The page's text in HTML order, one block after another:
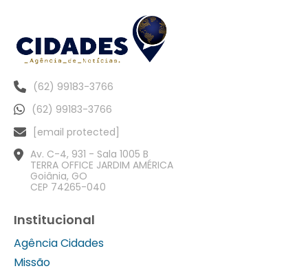
(62) 99183-3766
(62) 99183-3766
[email protected]
Av. C-4, 931 - Sala 1005 B
TERRA OFFICE JARDIM AMÉRICA
Goiânia, GO
CEP 74265-040
Institucional
Agência Cidades
Missão